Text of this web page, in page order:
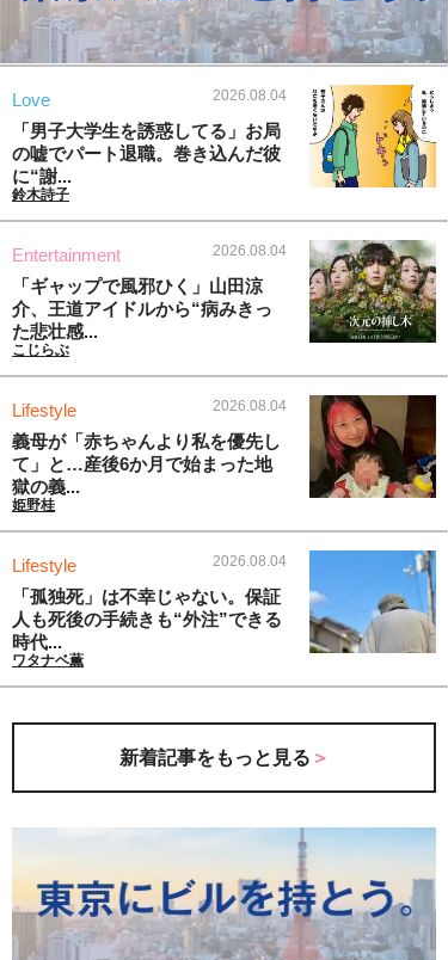
Love 2026.08.04
「男子大学生を誘惑してる」お局
の嘘でパート退職。巻き込んだ彼
に“謝...
鈴木詩子
Entertainment 2026.08.04
「ギャップで風邪ひく」山田涼
介、王道アイドルから“病みきっ
た悲壮感...
こじらぶ
Lifestyle 2026.08.04
義母が「赤ちゃんより私を優先し
て」と…産後6か月で始まった地
獄の義...
姫野桂
Lifestyle 2026.08.04
「孤独死」は不幸じゃない。保証
人も死後の手続きも“外注”できる
時代...
ワタナベ薫
新着記事をもっと見る